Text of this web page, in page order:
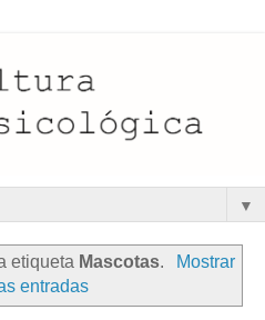
▼
etiqueta Mascotas.
Mostrar
entradas